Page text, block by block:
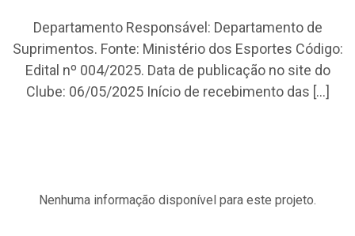
Departamento Responsável: Departamento de
Suprimentos. Fonte: Ministério dos Esportes Código:
Edital nº 004/2025. Data de publicação no site do
Clube: 06/05/2025 Início de recebimento das […]
Nenhuma informação disponível para este projeto.